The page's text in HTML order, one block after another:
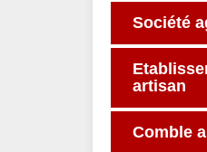
Société
artisan
Comble